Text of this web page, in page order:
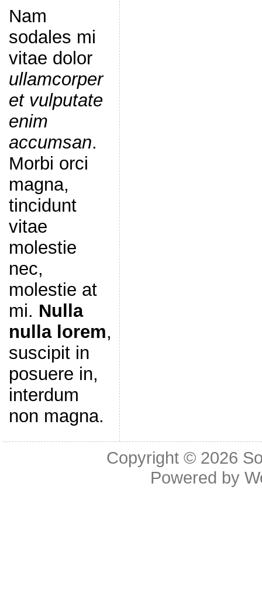
Nam
sodales mi
vitae dolor
ullamcorper
et vulputate
enim
accumsan.
Morbi orci
magna,
tincidunt
vitae
molestie
nec,
molestie at
mi. Nulla
nulla lorem,
suscipit in
posuere in,
interdum
non magna.
Copyright © 2026
Powered by